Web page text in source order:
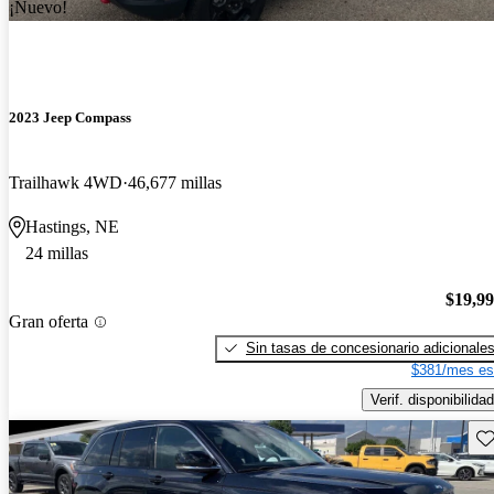
¡Nuevo!
2023 Jeep Compass
Trailhawk 4WD 46,677 millas
Hastings, NE
24 millas
Gran oferta
Sin tasas de concesionario adicionales
$381/mes
Verif. disponibilidad